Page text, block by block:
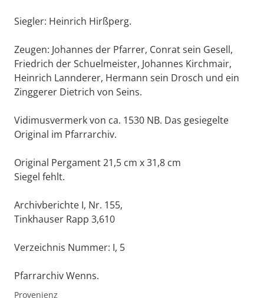
Siegler: Heinrich Hirßperg.
Zeugen: Johannes der Pfarrer, Conrat sein Gesell,
Friedrich der Schuelmeister, Johannes Kirchmair,
Heinrich Lannderer, Hermann sein Drosch und ein
Zinggerer Dietrich von Seins.
Vidimusvermerk von ca. 1530 NB. Das gesiegelte
Original im Pfarrarchiv.
Original Pergament 21,5 cm x 31,8 cm
Siegel fehlt.
Archivberichte I, Nr. 155,
Tinkhauser Rapp 3,610
Verzeichnis Nummer: I, 5
Pfarrarchiv Wenns.
Provenienz